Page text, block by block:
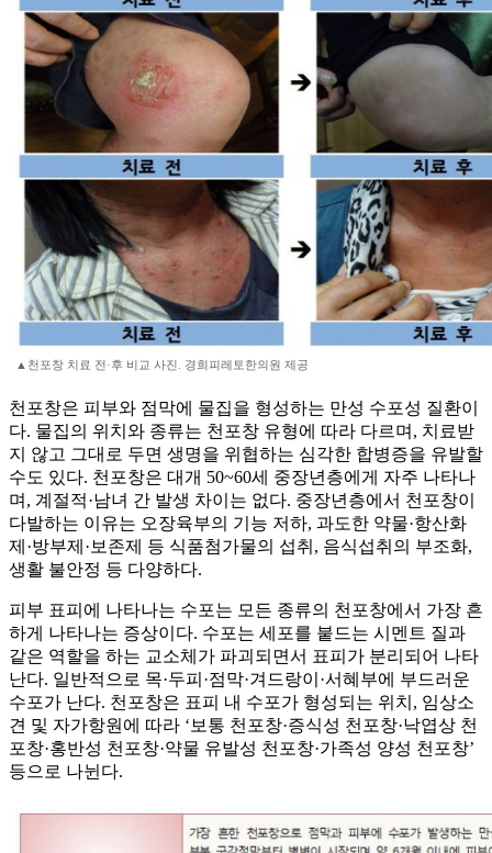
▲천포창 치료 전·후 비교 사진. 경희피레토한의원 제공
천포창은 피부와 점막에 물집을 형성하는 만성 수포성 질환이
다. 물집의 위치와 종류는 천포창 유형에 따라 다르며, 치료받
지 않고 그대로 두면 생명을 위협하는 심각한 합병증을 유발할
수도 있다. 천포창은 대개 50~60세 중장년층에게 자주 나타나
며, 계절적·남녀 간 발생 차이는 없다. 중장년층에서 천포창이
다발하는 이유는 오장육부의 기능 저하, 과도한 약물·항산화
제·방부제·보존제 등 식품첨가물의 섭취, 음식섭취의 부조화,
생활 불안정 등 다양하다.
피부 표피에 나타나는 수포는 모든 종류의 천포창에서 가장 흔
하게 나타나는 증상이다. 수포는 세포를 붙드는 시멘트 질과
같은 역할을 하는 교소체가 파괴되면서 표피가 분리되어 나타
난다. 일반적으로 목·두피·점막·겨드랑이·서혜부에 부드러운
수포가 난다. 천포창은 표피 내 수포가 형성되는 위치, 임상소
견 및 자가항원에 따라 ‘보통 천포창·증식성 천포창·낙엽상 천
포창·홍반성 천포창·약물 유발성 천포창·가족성 양성 천포창’
등으로 나뉜다.